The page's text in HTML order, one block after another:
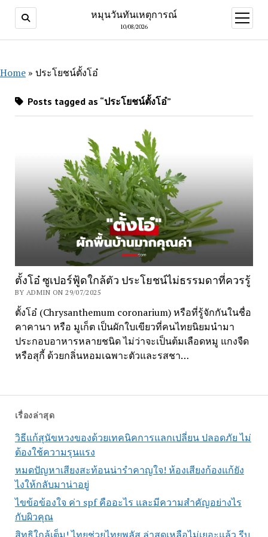
หมุนวันทันเหตุการณ์
10/08/2026
open
menu
เรื่องล่าสุด
วิธีแก้สุนัขหวงของด้วยเทคนิคการแลกเปลี่ยน ปลอดภัย ไม่
ต้องใช้ความรุนแรง
หมดปัญหาเสียงสะท้อนน่ารำคาญใจ! ห้องเสียงก้องแก้ยัง
ไงให้กลับมาน่าอยู่
ไขข้อข้องใจ ค่า spf คืออะไร และมีความสำคัญอย่างไร
กับผิวคุณ
Home » ประโยชน์ตั้งโอ๋
Posts tagged as “ประโยชน์ตั้งโอ๋”
ตั้งโอ๋ ซูเปอร์ฟู้ดใกล้ตัว ประโยชน์ไม่ธรรมดาที่ควรรู้
BY ADMIN ON 29/07/2025
ตั้งโอ๋ (Chrysanthemum coronarium) หรือที่รู้จักกันในชื่อ
คาคานา หรือ มูเก็ต เป็นผักใบเขียวที่คนไทยนิยมนำมา
ประกอบอาหารหลายชนิด ไม่ว่าจะเป็นต้มเลือดหมู แกงจืด
หรือสุกี้ ด้วยกลิ่นหอมเฉพาะตัวและรสชา…